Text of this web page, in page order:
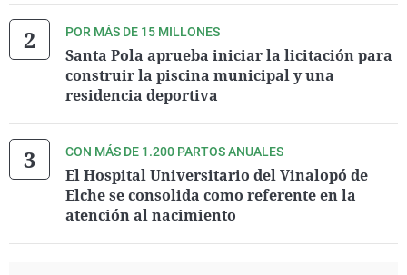
POR MÁS DE 15 MILLONES
Santa Pola aprueba iniciar la licitación para
construir la piscina municipal y una
residencia deportiva
CON MÁS DE 1.200 PARTOS ANUALES
El Hospital Universitario del Vinalopó de
Elche se consolida como referente en la
atención al nacimiento